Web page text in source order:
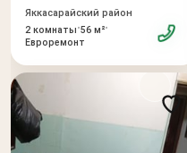
Яккасарайский район
2 комнаты•56 м²•
Евроремонт